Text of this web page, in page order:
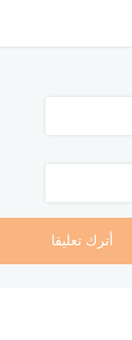
أترك تعليقا